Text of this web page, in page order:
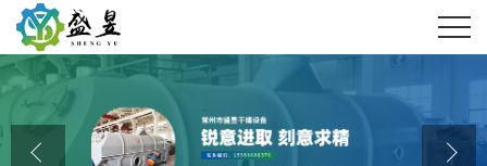
公司首页
公司介绍